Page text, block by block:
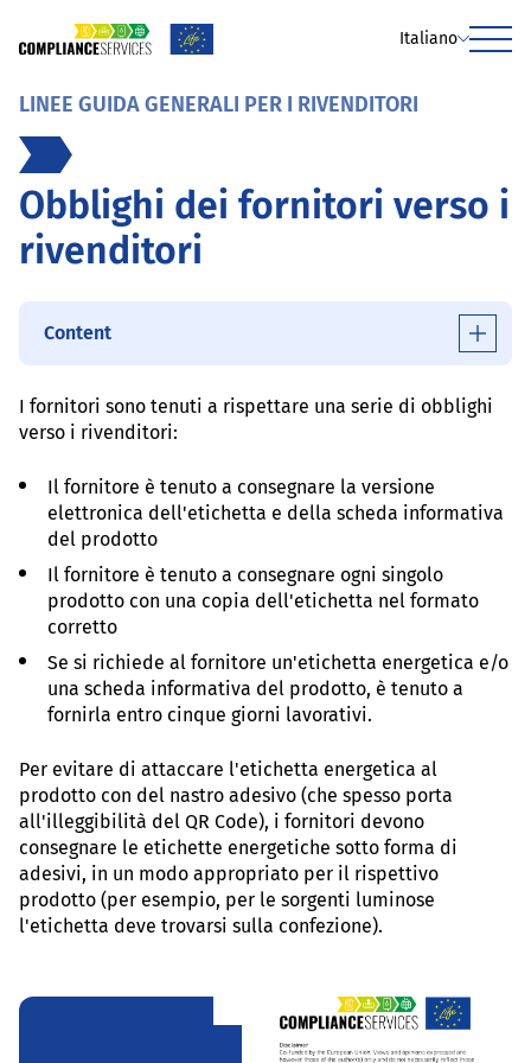
Italiano
Menu
LINEE GUIDA GENERALI PER I RIVENDITORI
Obblighi dei fornitori verso i
rivenditori
Content
I fornitori sono tenuti a rispettare una serie di obblighi
verso i rivenditori:
Il fornitore è tenuto a consegnare la versione
elettronica dell'etichetta e della scheda informativa
del prodotto
Il fornitore è tenuto a consegnare ogni singolo
prodotto con una copia dell'etichetta nel formato
corretto
Se si richiede al fornitore un'etichetta energetica e/o
una scheda informativa del prodotto, è tenuto a
fornirla entro cinque giorni lavorativi.
Per evitare di attaccare l'etichetta energetica al
prodotto con del nastro adesivo (che spesso porta
all'illeggibilità del QR Code), i fornitori devono
consegnare le etichette energetiche sotto forma di
adesivi, in un modo appropriato per il rispettivo
prodotto (per esempio, per le sorgenti luminose
l'etichetta deve trovarsi sulla confezione).